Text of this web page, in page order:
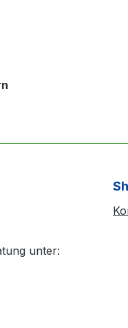
unter: